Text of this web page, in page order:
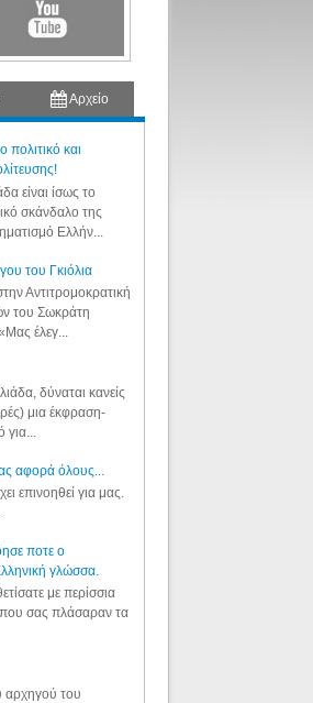
Αρχείο
και
είναι ίσως το
σκάνδαλο της
Ελλήν...
του Γκιόλια
Αντιτρομοκρατική
του Σωκράτη
έλεγ...
δύναται κανείς
μια έκφραση-
για...
αφορά όλους...
επινοηθεί για μας.
ποτε ο
γλώσσα.
με περίσσια
που σας πλάσαραν τα
αρχηγού του